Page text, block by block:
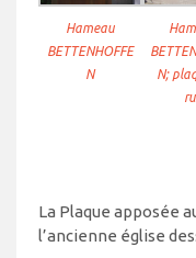
Hameau
BETTENHOFFE
N
N;
La Plaque apposée
l’ancienne église